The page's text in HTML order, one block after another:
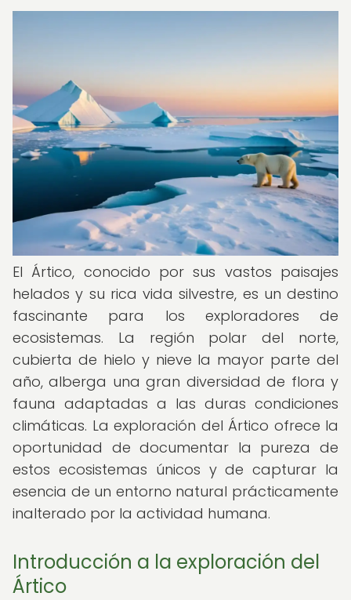
El Ártico, conocido por sus vastos paisajes
helados y su rica vida silvestre, es un destino
fascinante para los exploradores de
ecosistemas. La región polar del norte,
cubierta de hielo y nieve la mayor parte del
año, alberga una gran diversidad de flora y
fauna adaptadas a las duras condiciones
climáticas. La exploración del Ártico ofrece la
oportunidad de documentar la pureza de
estos ecosistemas únicos y de capturar la
esencia de un entorno natural prácticamente
inalterado por la actividad humana.
Introducción a la exploración del
Ártico